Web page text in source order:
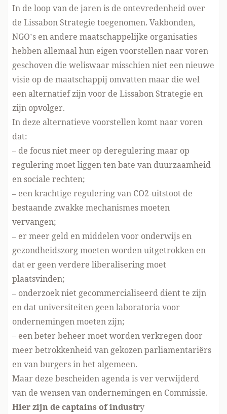
In de loop van de jaren is de ontevredenheid over
de Lissabon Strategie toegenomen. Vakbonden,
NGO’s en andere maatschappelijke organisaties
hebben allemaal hun eigen voorstellen naar voren
geschoven die weliswaar misschien niet een nieuwe
visie op de maatschappij omvatten maar die wel
een alternatief zijn voor de Lissabon Strategie en
zijn opvolger.
In deze alternatieve voorstellen komt naar voren
dat:
– de focus niet meer op deregulering maar op
regulering moet liggen ten bate van duurzaamheid
en sociale rechten;
– een krachtige regulering van CO2-uitstoot de
bestaande zwakke mechanismes moeten
vervangen;
– er meer geld en middelen voor onderwijs en
gezondheidszorg moeten worden uitgetrokken en
dat er geen verdere liberalisering moet
plaatsvinden;
– onderzoek niet gecommercialiseerd dient te zijn
en dat universiteiten geen laboratoria voor
ondernemingen moeten zijn;
– een beter beheer moet worden verkregen door
meer betrokkenheid van gekozen parliamentariërs
en van burgers in het algemeen.
Maar deze bescheiden agenda is ver verwijderd
van de wensen van ondernemingen en Commissie.
Hier zijn de captains of industry